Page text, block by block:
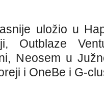
uložio u
Outblaze
Neosem u
i OneBe i G-